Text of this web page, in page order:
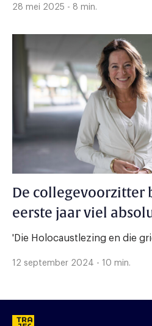
28 mei 2025 - 8 min.
De collegevoorzitter
eerste jaar viel
'Die Holocaustlezing en die
12 september 2024 - 10 min.